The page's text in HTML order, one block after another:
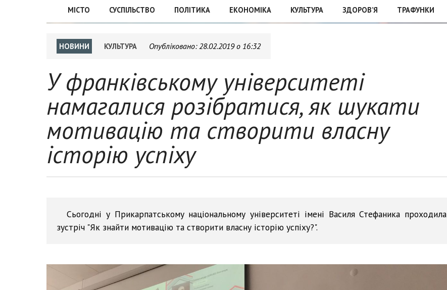
МІСТО СУСПІЛЬСТВО ПОЛІТИКА ЕКОНОМІКА КУЛЬТУРА ЗДОРОВ’Я ТРАФУНКИ
НОВИНИ КУЛЬТУРА Опубліковано:28.02.2019 о 16:32
У франківському університеті
намагалися розібратися, як шукати
мотивацію та створити власну
історію успіху
Сьогодні у Прикарпатському національному університеті імені Василя Стефаника проходила
зустріч "Як знайти мотивацію та створити власну історію успіху?".